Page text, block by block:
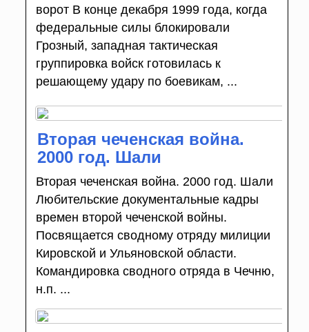
ворот В конце декабря 1999 года, когда
федеральные силы блокировали
Грозный, западная тактическая
группировка войск готовилась к
решающему удару по боевикам, ...
Вторая чеченская война.
2000 год. Шали
Вторая чеченская война. 2000 год. Шали
Любительские документальные кадры
времен второй чеченской войны.
Посвящается сводному отряду милиции
Кировской и Ульяновской области.
Командировка сводного отряда в Чечню,
н.п. ...